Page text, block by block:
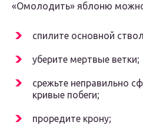
«Омолодить» яблоню
спилите основной
уберите мертвые ветки;
срежьте неправильно
кривые побеги;
проредите крону;